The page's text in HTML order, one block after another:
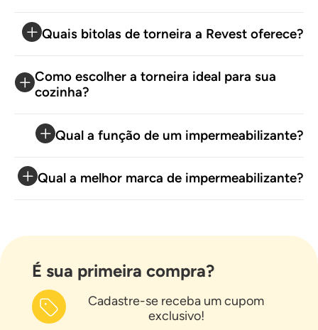
sofisticaçãono banheiro! Ela pode ser instalada tanto em
ambientes residenciais quanto comerciais. Temos modelos
possuem um acabamento matte super elegante.
Aproveite e confira também as nossas opções de
porcelanatos e revestimentose encontre uma opção na
Quais bitolas de torneira a Revest oferece?
Como escolher a torneira ideal para sua
cozinha?
Qual a função de um impermeabilizante?
Qual a melhor marca de impermeabilizante?
É sua primeira compra?
Cadastre-se receba um cupom
exclusivo!